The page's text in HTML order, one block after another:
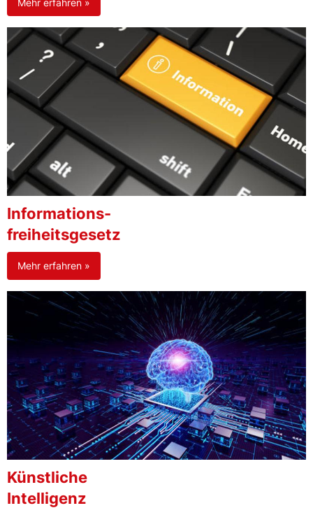
Informations-
freiheitsgesetz
Mehr erfahren »
Künstliche
Intelligenz